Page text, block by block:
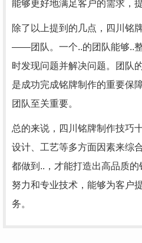
能够更好地满足客户的需求，
除了以上提到的几点，四川铭
——团队。一个..的团队能够..
时发现问题并解决问题。团队
是成功完成铭牌制作的重要保
团队至关重要。
总的来说，四川铭牌制作技巧
设计、工艺等多方面因素来综
都做到..，才能打造出高品质
努力和专业技术，能够为客户
务。